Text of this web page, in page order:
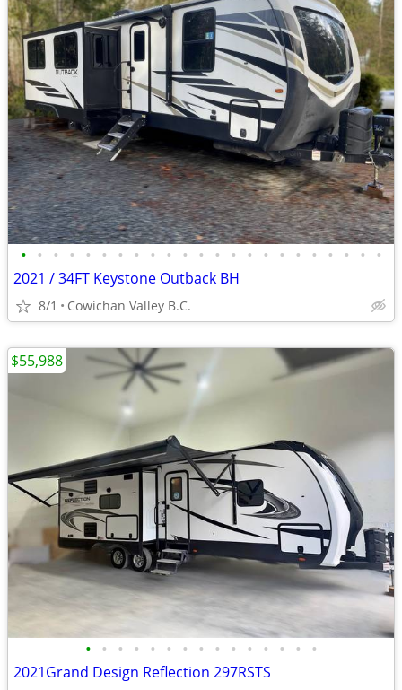
• • • • • • • • • • • • • • • • • • • • • • •
2021 / 34FT Keystone Outback BH
8/1 Cowichan Valley B.C.
• • • • • • • • • • • • • • •
2021Grand Design Reflection 297RSTS
$55,988